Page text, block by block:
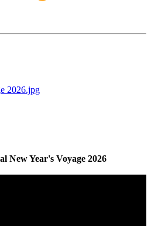
New Year's Voyage 2026